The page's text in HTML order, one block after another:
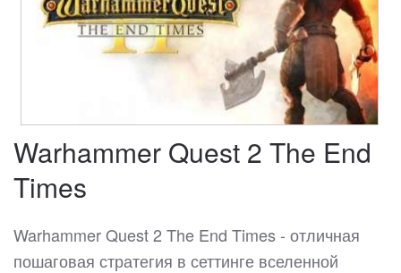
Warhammer Quest 2 The End
Times
Warhammer Quest 2 The End Times - отличная
пошаговая стратегия в сеттинге вселенной